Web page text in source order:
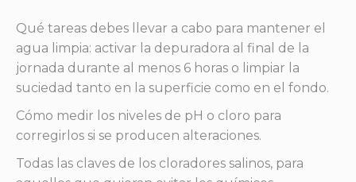
Qué tareas debes llevar a cabo para mantener el
agua limpia: activar la depuradora al final de la
jornada durante al menos 6 horas o limpiar la
suciedad tanto en la superficie como en el fondo.
Cómo medir los niveles de pH o cloro para
corregirlos si se producen alteraciones.
Todas las claves de los cloradores salinos, para